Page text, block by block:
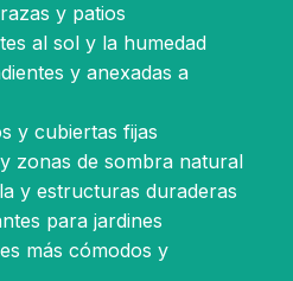
y patios
al sol y la humedad
y anexadas a
y cubiertas fijas
zonas de sombra natural
y estructuras duraderas
para jardines
más cómodos y